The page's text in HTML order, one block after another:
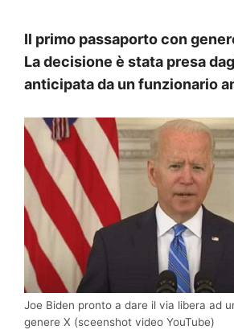
Il primo passaporto con
La decisione è stata presa
anticipata da un funzionario
Joe Biden pronto a dare il via libera ad
genere X (sceenshot video YouTube)